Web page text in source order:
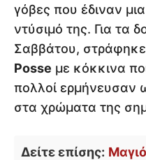
γόβες που έδιναν
ντύσιμό της. Για τα
Σαββάτου,
Posse με κόκκινα
πολλοί ερμήνευσαν
στα χρώματα της
Δείτε επίσης: